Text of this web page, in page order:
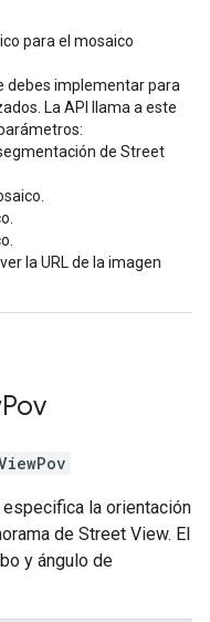
para el mosaico
debes implementar para
La API llama a este
de Street
la URL de la imagen
Pov
la orientación
de Street View. El
y ángulo de